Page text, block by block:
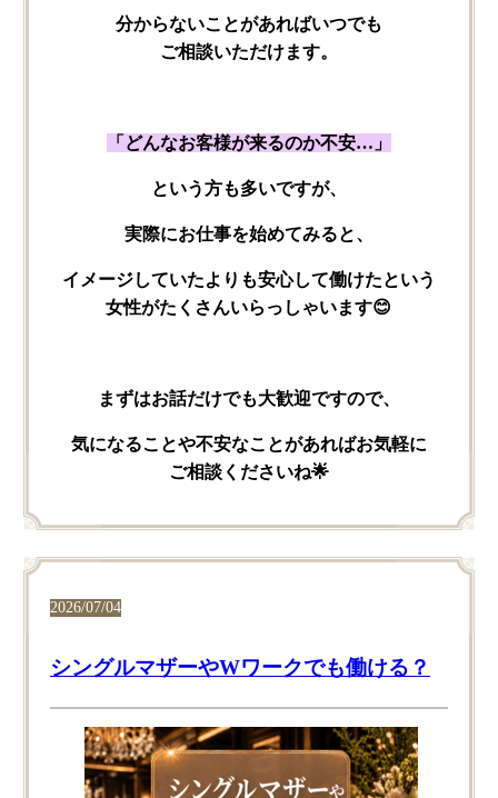
分からない​ことが​あればいつでも​
ご相談いただけます。
「どんな​お客様が​来るのか​不安…」
と​いう​方も​多いですが、
実際に​お仕事を​始めてみると、
イメージしていたよりも​安心して​働けたと​いう​
女性が​たくさん​いらっしゃいます😊
まずは​お話だけでも​大歓迎ですので、
気に​なる​ことや​不安な​ことが​あれば​お気軽に​
ご相談くださいね🌟
2026/07/04
シングルマザーやWワークでも働ける？